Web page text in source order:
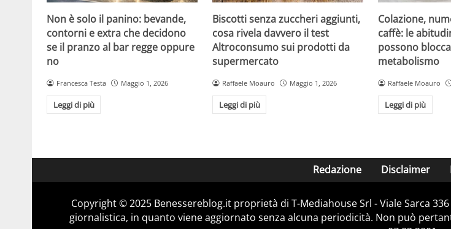
Non è solo il panino: bevande,
contorni e extra che decidono
se il pranzo al bar regge oppure
no
Francesca Testa Maggio 1, 2026
Leggi di più
Biscotti senza zuccheri aggiunti,
cosa rivela davvero il test
Altroconsumo sui prodotti da
supermercato
Raffaele Moauro Maggio 1, 2026
Leggi di più
Colazione,
caffè: le
possono
metabolismo
Raffaele Moauro
Leggi di più
Redazione Disclaimer
Copyright © 2025 Benessereblog.it proprietà di T-Mediahouse Srl - Viale Sarca
giornalistica, in quanto viene aggiornato senza alcuna periodicità. Non può